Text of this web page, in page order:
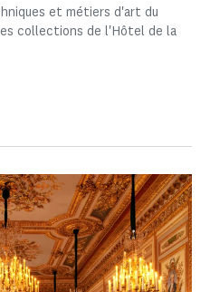
et métiers d'art du
collections de l'Hôtel de la